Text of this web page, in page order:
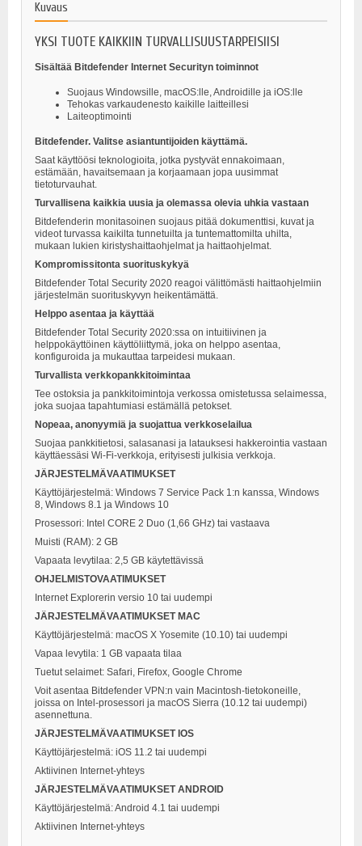
Kuvaus
YKSI TUOTE KAIKKIIN TURVALLISUUSTARPEISIISI
Sisältää Bitdefender Internet Securityn toiminnot
Suojaus Windowsille, macOS:lle, Androidille ja iOS:lle
Tehokas varkaudenesto kaikille laitteillesi
Laiteoptimointi
Bitdefender. Valitse asiantuntijoiden käyttämä.
Saat käyttöösi teknologioita, jotka pystyvät ennakoimaan,
estämään, havaitsemaan ja korjaamaan jopa uusimmat
tietoturvauhat.
Turvallisena kaikkia uusia ja olemassa olevia uhkia vastaan
Bitdefenderin monitasoinen suojaus pitää dokumenttisi, kuvat ja
videot turvassa kaikilta tunnetuilta ja tuntemattomilta uhilta,
mukaan lukien kiristyshaittaohjelmat ja haittaohjelmat.
Kompromissitonta suorituskykyä
Bitdefender Total Security 2020 reagoi välittömästi haittaohjelmiin
järjestelmän suorituskyvyn heikentämättä.
Helppo asentaa ja käyttää
Bitdefender Total Security 2020:ssa on intuitiivinen ja
helppokäyttöinen käyttöliittymä, joka on helppo asentaa,
konfiguroida ja mukauttaa tarpeidesi mukaan.
Turvallista verkkopankkitoimintaa
Tee ostoksia ja pankkitoimintoja verkossa omistetussa selaimessa,
joka suojaa tapahtumiasi estämällä petokset.
Nopeaa, anonyymiä ja suojattua verkkoselailua
Suojaa pankkitietosi, salasanasi ja latauksesi hakkerointia vastaan
käyttäessäsi Wi-Fi-verkkoja, erityisesti julkisia verkkoja.
JÄRJESTELMÄVAATIMUKSET
Käyttöjärjestelmä: Windows 7 Service Pack 1:n kanssa, Windows
8, Windows 8.1 ja Windows 10
Prosessori: Intel CORE 2 Duo (1,66 GHz) tai vastaava
Muisti (RAM): 2 GB
Vapaata levytilaa: 2,5 GB käytettävissä
OHJELMISTOVAATIMUKSET
Internet Explorerin versio 10 tai uudempi
JÄRJESTELMÄVAATIMUKSET MAC
Käyttöjärjestelmä: macOS X Yosemite (10.10) tai uudempi
Vapaa levytila: 1 GB vapaata tilaa
Tuetut selaimet: Safari, Firefox, Google Chrome
Voit asentaa Bitdefender VPN:n vain Macintosh-tietokoneille,
joissa on Intel-prosessori ja macOS Sierra (10.12 tai uudempi)
asennettuna.
JÄRJESTELMÄVAATIMUKSET IOS
Käyttöjärjestelmä: iOS 11.2 tai uudempi
Aktiivinen Internet-yhteys
JÄRJESTELMÄVAATIMUKSET ANDROID
Käyttöjärjestelmä: Android 4.1 tai uudempi
Aktiivinen Internet-yhteys